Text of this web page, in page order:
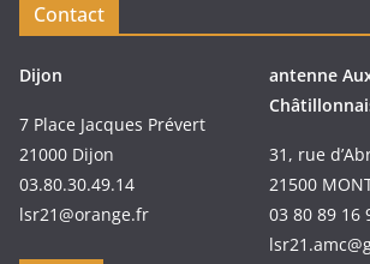
Contact
Dijon
7 Place Jacques Prévert
21000 Dijon
03.80.30.49.14
lsr21@orange.fr
antenne
31, rue
21500
03 80 89 16